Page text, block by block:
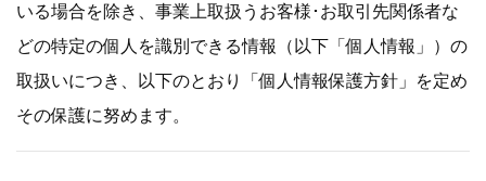
いる場合を除き、事業上取扱うお客様･お取引先関係者な
どの特定の個人を識別できる情報（以下「個人情報」）の
取扱いにつき、以下のとおり「個人情報保護方針」を定め
その保護に努めます。